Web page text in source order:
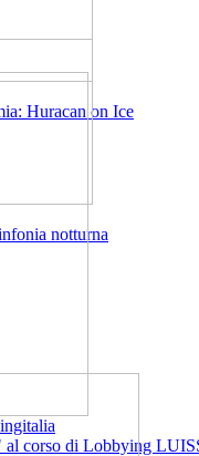
Huracan on Ice
notturna
al corso di Lobbying